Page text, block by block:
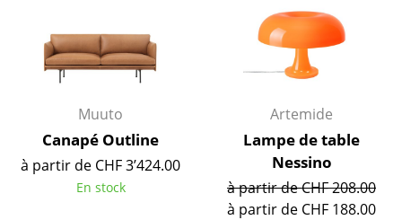
Rideaux
Espaces
Maison
Muuto
Canapé Outline
à partir de CHF 3’424.00
En stock
Artemide
Lampe de table
Nessino
à partir de CHF 208.00
à partir de CHF 188.00